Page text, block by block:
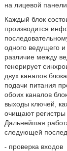
на лицевой панели
Каждый блок
производится
одного ведущего
различие между
генерирует
двух каналов
подачи питания
обоих каналов
выходы ключей,
очищают
Дальнейшая
следующей
- проверка входов